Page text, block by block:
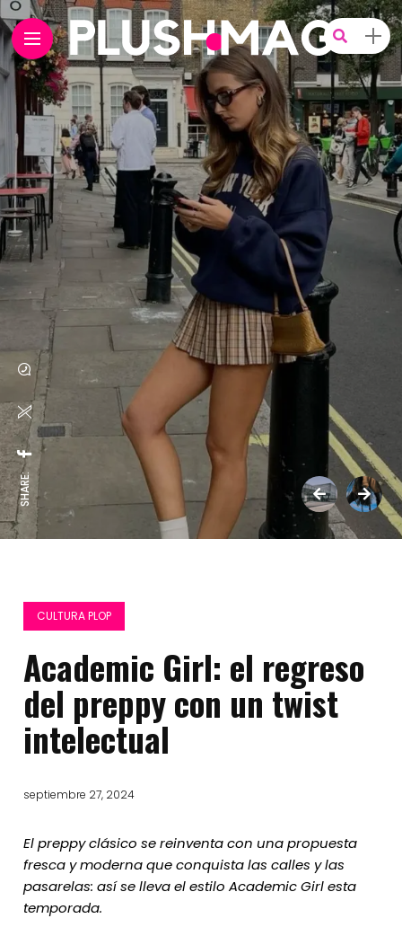
SHARE:
CULTURA PLOP
Academic Girl: el regreso
del preppy con un twist
intelectual
septiembre 27, 2024
El preppy clásico se reinventa con una propuesta
fresca y moderna que conquista las calles y las
pasarelas: así se lleva el estilo Academic Girl esta
temporada.